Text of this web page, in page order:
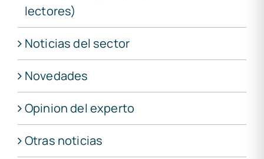
lectores)
Noticias del sector
Novedades
Opinion del experto
Otras noticias